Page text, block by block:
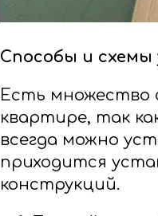
Способы и схемы
Есть множество
квартире, так
всегда можно
приходится
конструкций.